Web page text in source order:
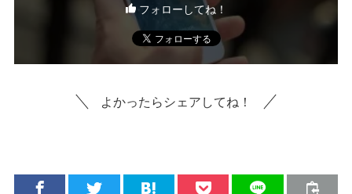
フォローしてね！
よかったらシェアしてね！